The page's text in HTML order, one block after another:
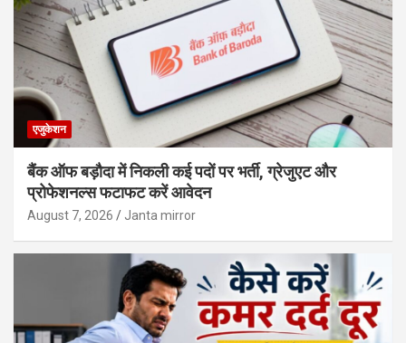
एजुकेशन
बैंक ऑफ बड़ौदा में निकली कई पदों पर भर्ती, ग्रेजुएट और
प्रोफेशनल्स फटाफट करें आवेदन
August 7, 2026 Janta mirror